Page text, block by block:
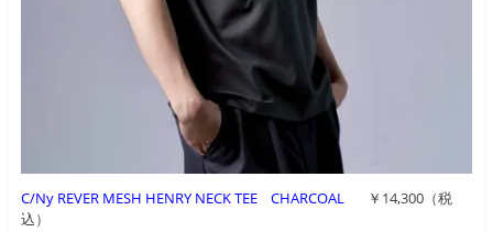
C/Ny REVER MESH HENRY NECK TEE CHARCOAL￥14,300（税
込）